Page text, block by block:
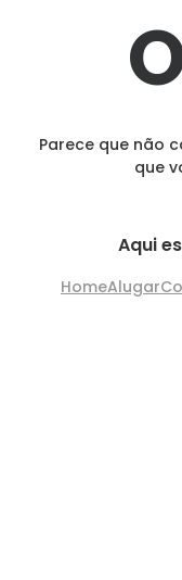
Parece que não
que
Aqui
HomeAlugar